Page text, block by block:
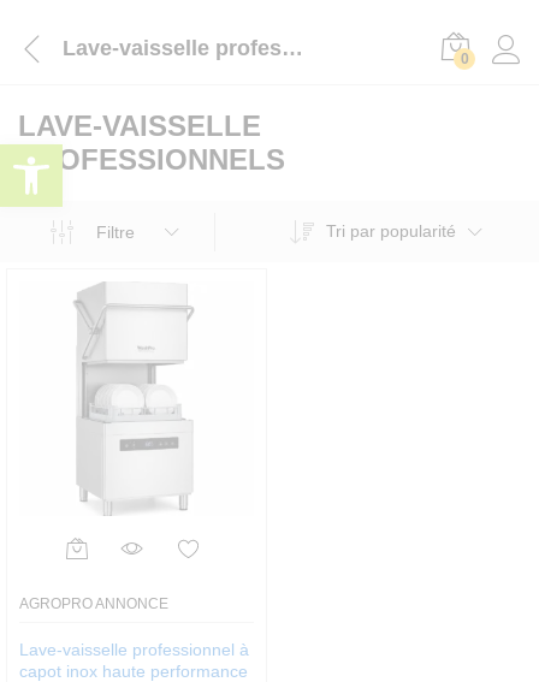
Lave-vaisselle professionnels 0
LAVE-VAISSELLE
PROFESSIONNELS
Filtre Tri par popularité
AGROPRO ANNONCE
Lave-vaisselle professionnel à
capot inox haute performance
Ouvrir la barre d’outils